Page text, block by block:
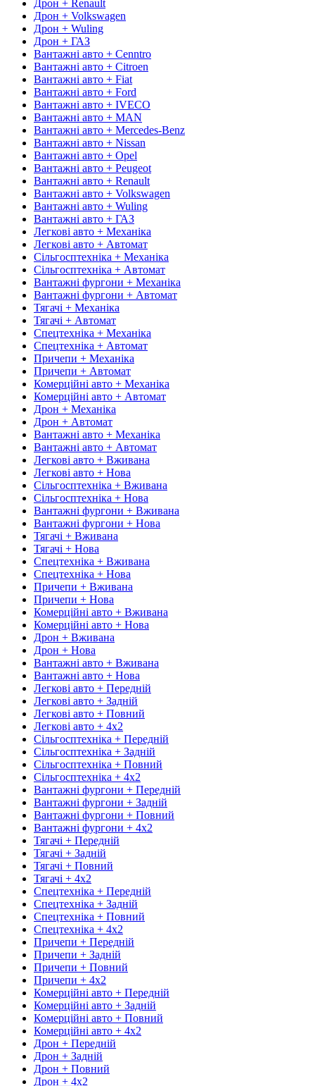
Дрон + Renault
Дрон + Volkswagen
Дрон + Wuling
Дрон + ГАЗ
Вантажні авто + Cenntro
Вантажні авто + Citroen
Вантажні авто + Fiat
Вантажні авто + Ford
Вантажні авто + IVECO
Вантажні авто + MAN
Вантажні авто + Mercedes-Benz
Вантажні авто + Nissan
Вантажні авто + Opel
Вантажні авто + Peugeot
Вантажні авто + Renault
Вантажні авто + Volkswagen
Вантажні авто + Wuling
Вантажні авто + ГАЗ
Легкові авто + Механіка
Легкові авто + Автомат
Сільгосптехніка + Механіка
Сільгосптехніка + Автомат
Вантажні фургони + Механіка
Вантажні фургони + Автомат
Тягачі + Механіка
Тягачі + Автомат
Спецтехніка + Механіка
Спецтехніка + Автомат
Причепи + Механіка
Причепи + Автомат
Комерційні авто + Механіка
Комерційні авто + Автомат
Дрон + Механіка
Дрон + Автомат
Вантажні авто + Механіка
Вантажні авто + Автомат
Легкові авто + Вживана
Легкові авто + Нова
Сільгосптехніка + Вживана
Сільгосптехніка + Нова
Вантажні фургони + Вживана
Вантажні фургони + Нова
Тягачі + Вживана
Тягачі + Нова
Спецтехніка + Вживана
Спецтехніка + Нова
Причепи + Вживана
Причепи + Нова
Комерційні авто + Вживана
Комерційні авто + Нова
Дрон + Вживана
Дрон + Нова
Вантажні авто + Вживана
Вантажні авто + Нова
Легкові авто + Передній
Легкові авто + Задній
Легкові авто + Повний
Легкові авто + 4х2
Сільгосптехніка + Передній
Сільгосптехніка + Задній
Сільгосптехніка + Повний
Сільгосптехніка + 4х2
Вантажні фургони + Передній
Вантажні фургони + Задній
Вантажні фургони + Повний
Вантажні фургони + 4х2
Тягачі + Передній
Тягачі + Задній
Тягачі + Повний
Тягачі + 4х2
Спецтехніка + Передній
Спецтехніка + Задній
Спецтехніка + Повний
Спецтехніка + 4х2
Причепи + Передній
Причепи + Задній
Причепи + Повний
Причепи + 4х2
Комерційні авто + Передній
Комерційні авто + Задній
Комерційні авто + Повний
Комерційні авто + 4х2
Дрон + Передній
Дрон + Задній
Дрон + Повний
Дрон + 4х2